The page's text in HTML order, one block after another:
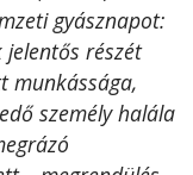
gyásznapot:
jelentős részét
munkássága,
személy halála